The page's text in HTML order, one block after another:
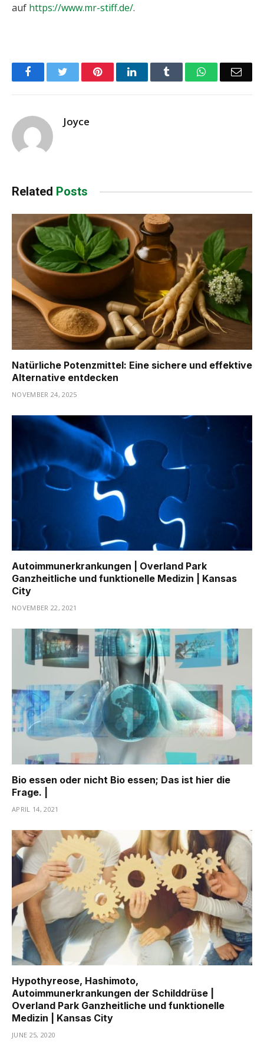
auf https://www.mr-stiff.de/.
FacebookTwitter PinterestLinkedIn Tumblr WhatsApp
Joyce
Related Posts
Natürliche Potenzmittel: Eine sichere und effektive
Alternative entdecken
NOVEMBER 24, 2025
Autoimmunerkrankungen | Overland Park
Ganzheitliche und funktionelle Medizin | Kansas
City
NOVEMBER 22, 2021
Bio essen oder nicht Bio essen; Das ist hier die
Frage. |
APRIL 14, 2021
Hypothyreose, Hashimoto,
Autoimmunerkrankungen der Schilddrüse |
Overland Park Ganzheitliche und funktionelle
Medizin | Kansas City
JUNE 25, 2020